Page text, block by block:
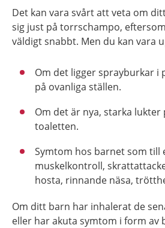
Det kan vara svårt att veta om
sig just på torrschampo,
väldigt snabbt. Men du kan vara
Om det ligger sprayburkar i
på ovanliga ställen.
Om det är nya, starka
toaletten.
Symtom hos barnet som till
muskelkontroll,
hosta, rinnande näsa,
Om ditt barn har inhalerat de
eller har akuta symtom i form av